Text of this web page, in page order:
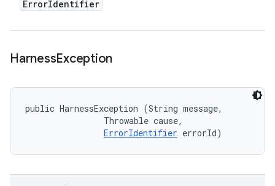
ErrorIdentifier
HarnessException
public HarnessException (String message,
                Throwable cause,
ErrorIdentifier errorId)